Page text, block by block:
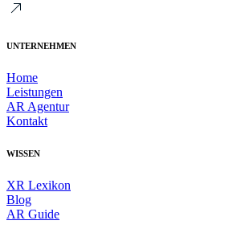
UNTERNEHMEN
Home
Leistungen
AR Agentur
Kontakt
WISSEN
XR Lexikon
Blog
AR Guide